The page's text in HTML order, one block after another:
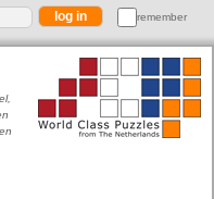
remember